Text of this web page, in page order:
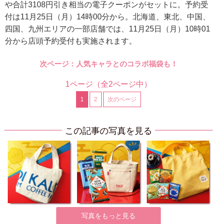
や合計3108円引き相当の電子クーポンがセットに。予約受
付は11月25日（月）14時00分から。北海道、東北、中国、
四国、九州エリアの一部店舗では、11月25日（月）10時01
分から店頭予約受付も実施されます。
次ページ：人気キャラとのコラボ福袋も！
1ページ （全2ページ中）
1 2 次のページ
この記事の写真を見る
写真をもっと見る